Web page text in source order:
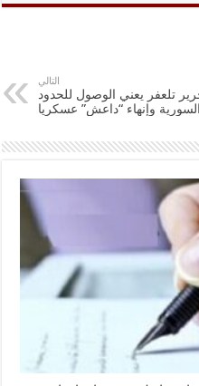
التالي
تلعفر يعني الوصول للحدود
السورية وإنهاء “داعش” عسكريا